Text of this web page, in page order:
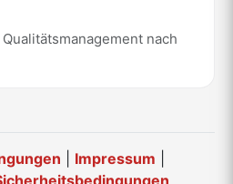
nach
Impressum